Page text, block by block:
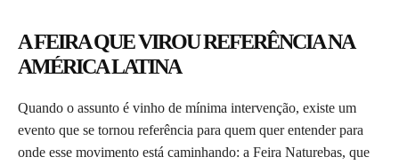
A FEIRA QUE VIROU REFERÊNCIA NA
AMÉRICA LATINA
Quando o assunto é vinho de mínima intervenção, existe um
evento que se tornou referência para quem quer entender para
onde esse movimento está caminhando: a Feira Naturebas, que